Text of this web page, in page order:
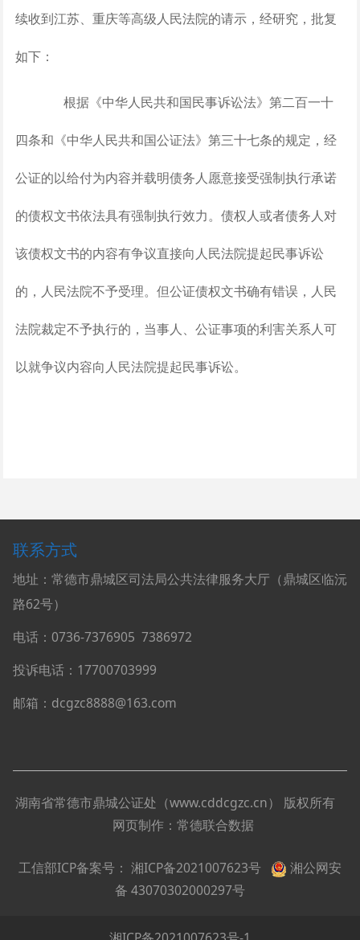
续收到江苏、重庆等高级人民法院的请示，经研究，批复
如下：
根据《中华人民共和国民事诉讼法》第二百一十
四条和《中华人民共和国公证法》第三十七条的规定，经
公证的以给付为内容并载明债务人愿意接受强制执行承诺
的债权文书依法具有强制执行效力。债权人或者债务人对
该债权文书的内容有争议直接向人民法院提起民事诉讼
的，人民法院不予受理。但公证债权文书确有错误，人民
法院裁定不予执行的，当事人、公证事项的利害关系人可
以就争议内容向人民法院提起民事诉讼。
联系方式
地址：常德市鼎城区司法局公共法律服务大厅（鼎城区临沅
路62号）
电话：0736-7376905 7386972
投诉电话：17700703999
邮箱：dcgzc8888@163.com
湖南省常德市鼎城公证处（www.cddcgzc.cn） 版权所有
网页制作： 常德联合数据
工信部ICP备案号： 湘ICP备2021007623号
湘公网安
备 43070302000297号